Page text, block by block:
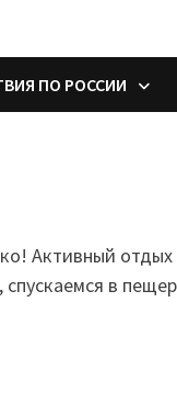
ПО РОССИИ
Активный отдых
в